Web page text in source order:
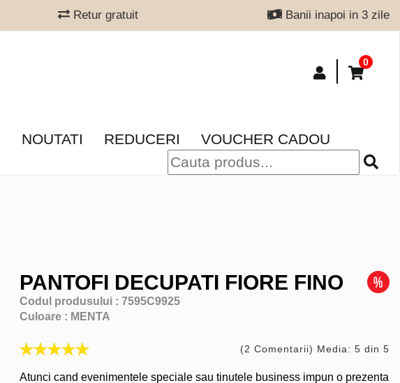
Retur gratuit Banii inapoi in 3 zile
0
NOUTATI REDUCERI VOUCHER CADOU
PANTOFI DECUPATI FIORE FINO
Codul produsului : 7595C9925
Culoare : MENTA
(2 Comentarii) Media: 5 din 5
Atunci cand evenimentele speciale sau tinutele business impun o prezenta